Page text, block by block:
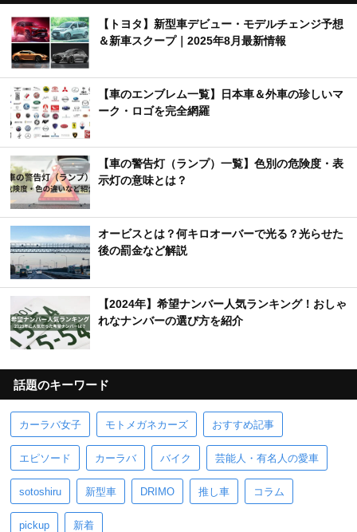
【トヨタ】新型車デビュー・モデルチェンジ予想
＆新車スクープ｜2025年8月最新情報
【車のエンブレム一覧】日本車＆外車の珍しいマ
ーク・ロゴを完全網羅
【車の警告灯（ランプ）一覧】色別の危険度・表
示灯の意味とは？
オービスとは？何キロオーバーで光る？光らせた
後の罰金など解説
【2024年】希望ナンバー人気ランキング！おしゃ
れなナンバーの選び方を紹介
話題のキーワード
カーラバ女子 モトメガネカーズ おすすめ記事
エピソード カーラバ バイク 芸能人・有名人の愛車
sotoshiru 新型車 DRIMO 推し車 コラム
pickup 新着